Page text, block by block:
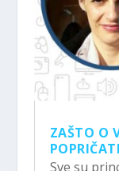
ZAŠTO O
POPRIČATI
Sve su